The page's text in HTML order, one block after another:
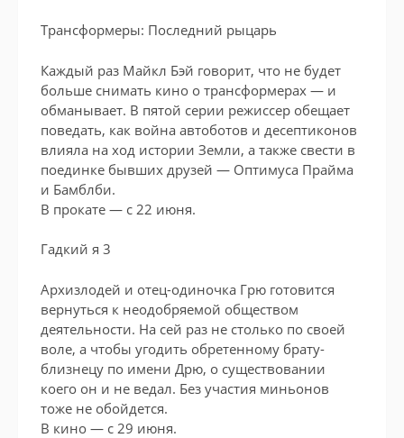
Трансформеры: Последний рыцарь
Каждый раз Майкл Бэй говорит, что не будет
больше снимать кино о трансформерах — и
обманывает. В пятой серии режиссер обещает
поведать, как война автоботов и десептиконов
влияла на ход истории Земли, а также свести в
поединке бывших друзей — Оптимуса Прайма
и Бамблби.
В прокате — с 22 июня.
Гадкий я 3
Архизлодей и отец-одиночка Грю готовится
вернуться к неодобряемой обществом
деятельности. На сей раз не столько по своей
воле, а чтобы угодить обретенному брату-
близнецу по имени Дрю, о существовании
коего он и не ведал. Без участия миньонов
тоже не обойдется.
В кино — с 29 июня.